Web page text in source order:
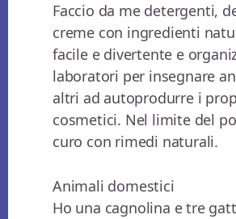
Faccio da me detergenti,
creme con ingredienti
facile e divertente e
laboratori per insegnare
altri ad autoprodurre i
cosmetici. Nel limite del
curo con rimedi naturali.
Animali domestici
Ho una cagnolina e tre